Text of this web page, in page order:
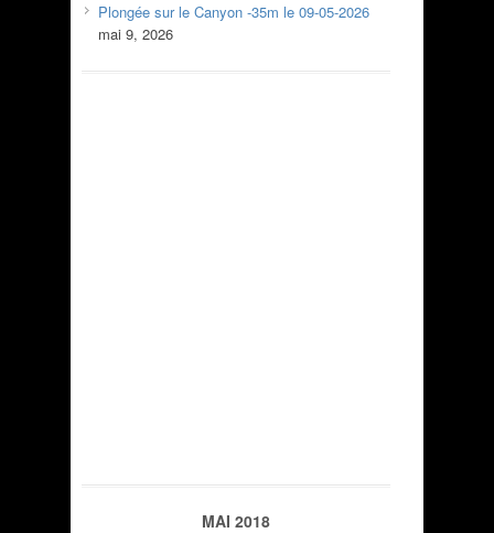
Plongée sur le Canyon -35m le 09-05-2026
mai 9, 2026
MAI 2018